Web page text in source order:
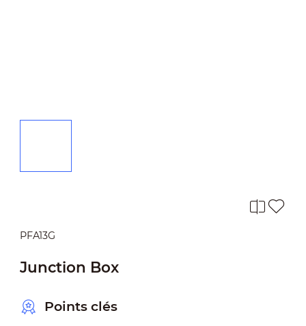
PFA13G
Junction Box
Points clés